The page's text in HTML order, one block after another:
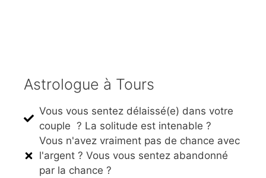
Astrologue à Tours
Vous vous sentez délaissé(e) dans votre
couple ? La solitude est intenable ?
Vous n'avez vraiment pas de chance avec
l'argent ? Vous vous sentez abandonné
par la chance ?